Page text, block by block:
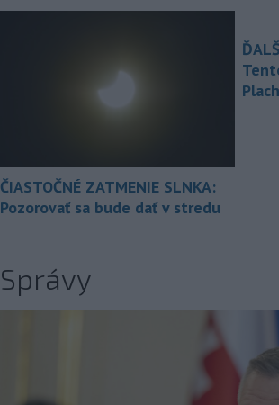
ČIASTOČNÉ ZATMENIE SLNKA:
Pozorovať sa bude dať v stredu
Správy